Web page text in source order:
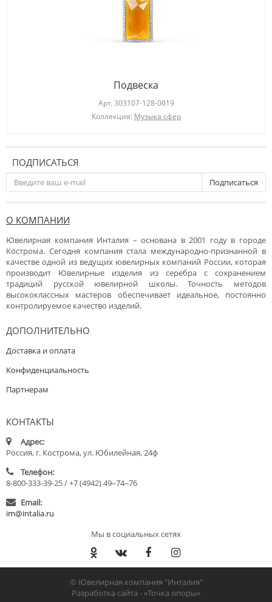
Подвеска
Арт. 303107-128-0019
Коллекция: Музыка сфер
ПОДПИСАТЬСЯ
Подписаться
О КОМПАНИИ
Ювелирная компания Инталия – основана в 2001 году в городе
Кострома. Сегодня компания стала международно-признанной в
качестве одной из ведущих ювелирных компаний России, которая
производит Ювелирные изделия из серебра с сохранением
традиций русской ювелирной школы. Точность методов
высококлассных мастеров обеспечивает идеальное, постоянно
контролируемое качество изделий.
ДОПОЛНИТЕЛЬНО
Доставка и оплата
Конфиденциальность
Партнерам
КОНТАКТЫ
Адрес:
Россия, г. Кострома, ул. Юбилейная, 24ф
Телефон:
8-800-333-39-25 / +7 (4942) 49‒74‒76
Email:
im@intalia.ru
Мы в социальных сетях
© Ювелирная компания "Инталия"
Разработка сайта -«Точка опоры»